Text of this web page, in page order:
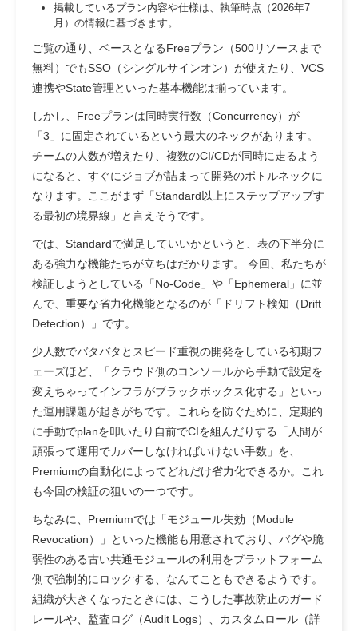
掲載しているプラン内容や仕様は、執筆時点（2026年7
月）の情報に基づきます。
ご覧の通り、ベースとなるFreeプラン（500リソースまで
無料）でもSSO（シングルサインオン）が使えたり、VCS
連携やState管理といった基本機能は揃っています。
しかし、Freeプランは同時実行数（Concurrency）が
「3」に固定されている という最大のネックがあります。
チームの人数が増えたり、複数のCI/CDが同時に走るよう
になると、すぐにジョブが詰まって開発のボトルネックに
なります。ここがまず「Standard以上にステップアップす
る最初の境界線」と言えそうです。
では、Standardで満足していいかというと、表の下半分に
ある強力な機能たちが立ちはだかります。 今回、私たちが
検証しようとしている
「No-Code」 や 「Ephemeral」 に並
んで、重要な省力化機能となるのが 「ドリフト検知（Drift
Detection）
」です。
少人数でバタバタとスピード重視の開発をしている初期フ
ェーズほど、「クラウド側のコンソールから手動で設定を
変えちゃってインフラがブラックボックス化する」といっ
た運用課題が起きがちです。これらを防ぐために、定期的
に手動でplanを叩いたり自前でCIを組んだりする
「人間が
頑張って運用でカバーしなければいけない手数」を、
Premiumの自動化によってどれだけ省力化できるか。これ
も今回の検証の狙いの一つです。
ちなみに、Premiumでは 「モジュール失効（Module
Revocation）」
といった機能も用意されており、バグや脆
弱性のある古い共通モジュールの利用をプラットフォーム
側で強制的にロックする、なんてこともできるようです。
組織が大きくなったときには、こうした事故防止のガード
レールや、監査ログ（Audit Logs）、カスタムロール（詳